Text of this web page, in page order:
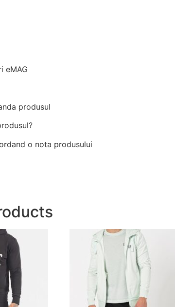
eMAG
produsul
o nota produsului